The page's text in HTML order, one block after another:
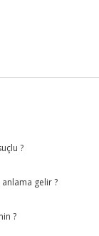
?
gelir ?
?